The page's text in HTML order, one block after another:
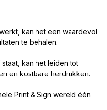
kan het een waardevol
te behalen.
kan het leiden tot
en kostbare herdrukken.
Print & Sign wereld één